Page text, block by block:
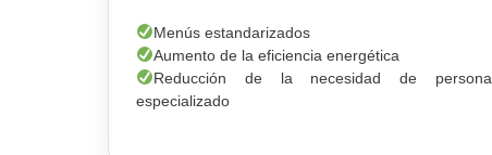
Menús estandarizados
Aumento de la eficiencia energética
Reducción de la necesidad de
especializado